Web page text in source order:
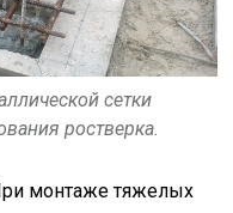
сетки
ростверка.
монтаже тяжелых